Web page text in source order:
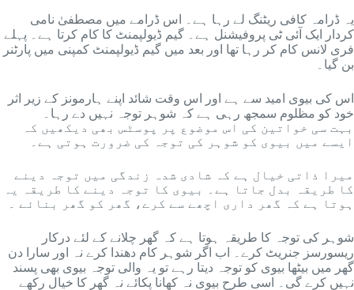
یہ ڈرامہ کافی ریٹنگ لے رہا ہے۔ اس ڈرامے میں مصطفیٰ نامی
کردار ایک آئی ٹی پروفیشنل ہے۔ گیم ڈیولپمنٹ کا کام کرتا ہے۔ پہلے
فری لانس کام کر رہا تھا اور بعد میں گیم ڈیولپمنٹ کمپنی میں پارٹنر
بن گیا۔
اس کی بیوی امید سے ہے اور اس وقت شائد اپنے ہارمونز کے زیر اثر
خود کو مظلوم سمجھ رہی ہے کہ شوہر توجہ نہیں دے رہا۔
بہت سی خواتین کی اس موضوع پر پوسٹس بھی دیکھیں کہ
ایسے میں بیوی کو شوہر کی توجہ کی ضرورت ہوتی ہے۔
میرا ذاتی خیال ہے کہ شادی شدہ زندگی میں توجہ دینے
کا طریقہ بدل جاتا ہے۔ بیوی کا توجہ دینے کا طریقہ یہ
ہوتا ہے کہ گھر داری اچھے سے کرے، گھر کو گھر بنائے ۔
شوہر کی توجہ کا طریقہ ہوتا ہے کہ گھر چلانے کے لئے درکار
ریسورسز جنریٹ کرے۔ اب اگر شوہر کام دھندا کرے نہ اور سارا دن
گھر میں بیٹھا بیوی کو توجہ دیتا رہے تو یہ والی توجہ بیوی بھی پسند
نہیں کرے گی۔ اسی طرح بیوی نہ کھانا پکائے نہ گھر کا خیال رکھے